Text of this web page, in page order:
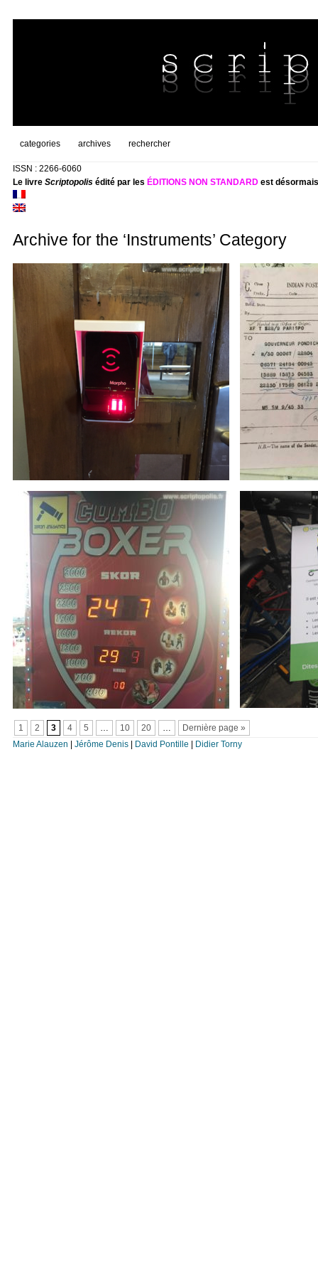
categories archives rechercher
ISSN : 2266-6060
Le livre Scriptopolisédité par les ÉDITIONS NON STANDARDest
Archive for the ‘Instruments’ Category
1 2 3 4 5 … 10 20 …
Dernière page »
Marie Alauzen
Jérôme Denis| David Pontille Didier Torny